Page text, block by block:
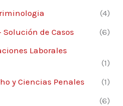
(4)
de Casos
(6)
Laborales
(1)
y Ciencias Penales
(1)
(6)